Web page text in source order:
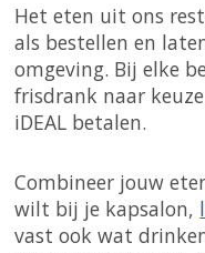
Het eten uit ons
als bestellen en
omgeving. Bij elke
frisdrank naar
iDEAL betalen.
Combineer jouw
wilt bij je kapsalon,
vast ook wat